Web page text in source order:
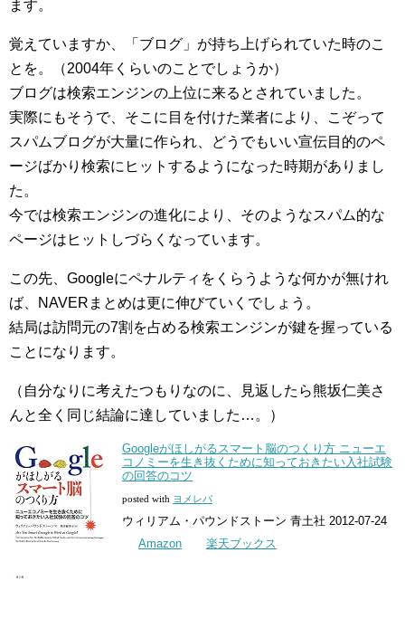
ます。
覚えていますか、「ブログ」が持ち上げられていた時のこ
とを。（2004年くらいのことでしょうか）
ブログは検索エンジンの上位に来るとされていました。
実際にもそうで、そこに目を付けた業者により、こぞって
スパムブログが大量に作られ、どうでもいい宣伝目的のペ
ージばかり検索にヒットするようになった時期がありまし
た。
今では検索エンジンの進化により、そのようなスパム的な
ページはヒットしづらくなっています。
この先、Googleにペナルティをくらうような何かが無けれ
ば、NAVERまとめは更に伸びていくでしょう。
結局は訪問元の7割を占める検索エンジンが鍵を握っている
ことになります。
（自分なりに考えたつもりなのに、見返したら熊坂仁美さ
んと全く同じ結論に達していました…。）
Googleがほしがるスマート脳のつくり方 ニューエ
コノミーを生き抜くために知っておきたい入社試験
の回答のコツ
posted with ヨメレバ
ウィリアム・パウンドストーン 青土社 2012-07-24
Amazon
楽天ブックス